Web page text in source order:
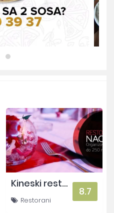
Kineski restoran
Restorani
8.7